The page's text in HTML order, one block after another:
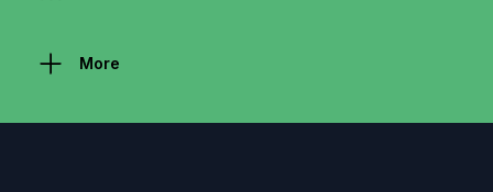
More